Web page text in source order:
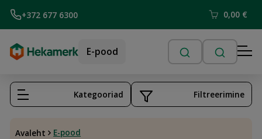
+372 677 6300 0,00 €
E-pood
Avaleht E-pood
Kategooriad Filtreerimine